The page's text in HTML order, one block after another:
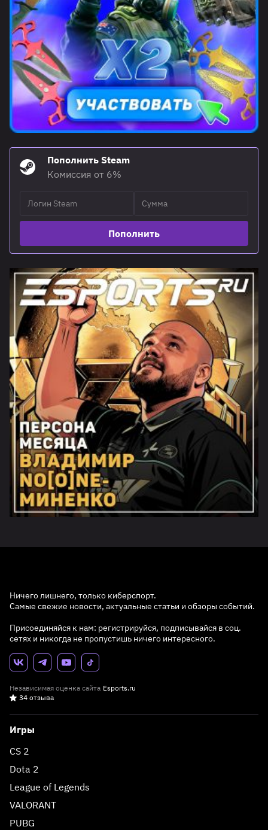
Пополнить Steam
Комиссия от 6%
Пополнить
Ничего лишнего, только киберспорт.
Самые свежие новости, актуальные статьи и обзоры событий.
Присоединяйся к нам: регистрируйся, подписывайся в соц.
сетях и никогда не пропустишь ничего интересного.
Независимая оценка сайта Esports.ru
34 отзыва
Игры
CS 2
Dota 2
League of Legends
VALORANT
PUBG